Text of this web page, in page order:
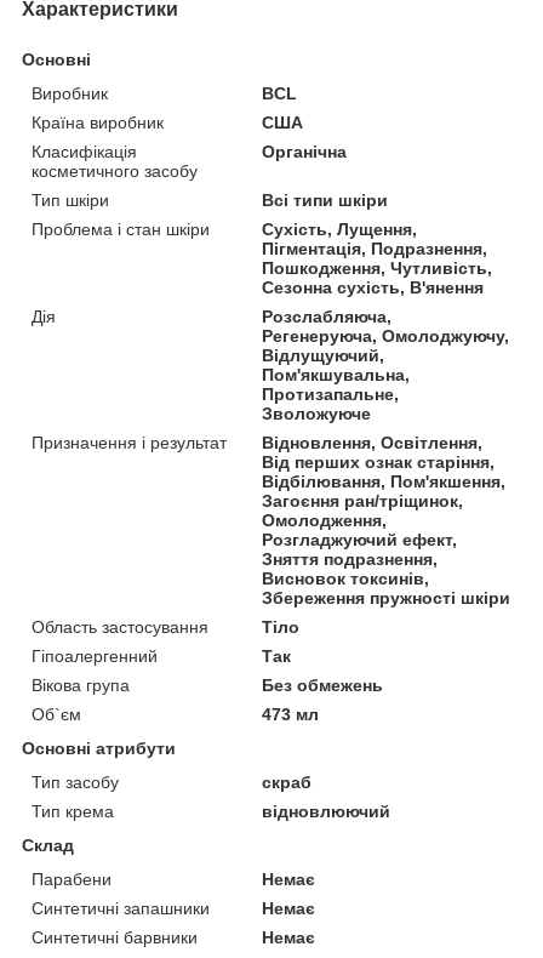
Характеристики
Основні
Виробник
BCL
Країна виробник
США
Класифікація
косметичного засобу
Органічна
Тип шкіри
Всі типи шкіри
Проблема і стан шкіри
Сухість, Лущення,
Пігментація, Подразнення,
Пошкодження, Чутливість,
Сезонна сухість, В'янення
Дія
Розслабляюча,
Регенеруюча, Омолоджуючу,
Відлущуючий,
Пом'якшувальна,
Протизапальне,
Зволожуюче
Призначення і результат
Відновлення, Освітлення,
Від перших ознак старіння,
Відбілювання, Пом'якшення,
Загоєння ран/тріщинок,
Омолодження,
Розгладжуючий ефект,
Зняття подразнення,
Висновок токсинів,
Збереження пружності шкіри
Область застосування
Тіло
Гіпоалергенний
Так
Вікова група
Без обмежень
Об`єм
473 мл
Основні атрибути
Тип засобу
скраб
Тип крема
відновлюючий
Склад
Парабени
Немає
Синтетичні запашники
Немає
Синтетичні барвники
Немає